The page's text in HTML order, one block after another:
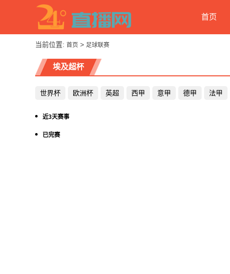
首页
当前位置: 首页 > 足球联赛
埃及超杯
世界杯 欧洲杯 英超 西甲 意甲 德甲 法甲
近3天赛事
已完赛